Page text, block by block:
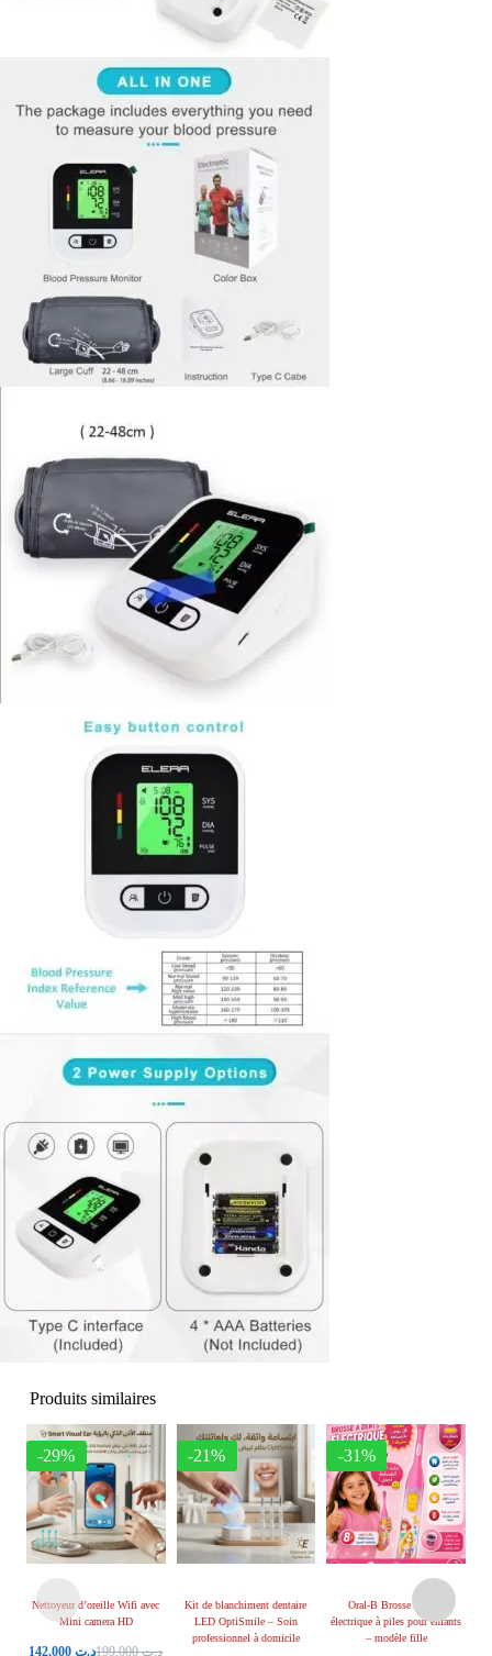
Produits similaires
-29%
Nettoyeur d’oreille Wifi avec
Mini camera HD
د.ت199,000 د.ت142,000
-21%
Kit de blanchiment dentaire
LED OptiSmile – Soin
professionnel à domicile
-31%
Oral-B Brosse à dents
électrique à piles pour enfants
– modèle fille